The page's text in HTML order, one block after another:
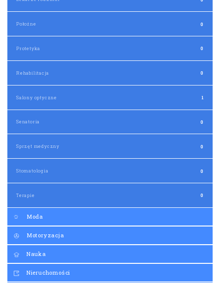
Położne 0
Protetyka 0
Rehabilitacja 0
Salony optyczne 1
Senatoria 0
Sprzęt medyczny 0
Stomatologia 0
Terapie 0
Moda
Motoryzacja
Nauka
Nieruchomości